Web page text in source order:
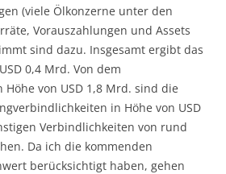
(viele Ölkonzerne unter den
Vorauszahlungen und Assets
sind dazu. Insgesamt ergibt das
0,4 Mrd. Von dem
von USD 1,8 Mrd. sind die
in Höhe von USD
Verbindlichkeiten von rund
Da ich die kommenden
berücksichtigt haben, gehen